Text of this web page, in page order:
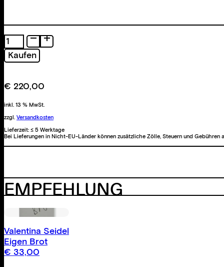
Eigen
Brot
Menge
Kaufen
€ 220,00
inkl. 13 % MwSt.
zzgl. Versandkosten
Lieferzeit: ≤ 5 Werktage
Bei Lieferungen in Nicht-EU-Länder können zusätzliche Zölle, Steuern und Gebühren
EMPFEHLUNG
Valentina Seidel
Eigen Brot
€ 33,00